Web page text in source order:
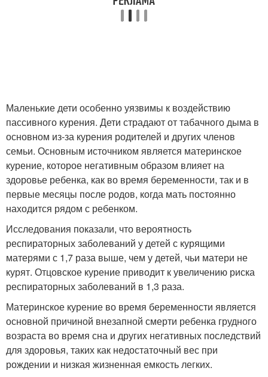
Маленькие дети особенно уязвимы к воздействию
пассивного курения. Дети страдают от табачного дыма в
основном из-за курения родителей и других членов
семьи. Основным источником является материнское
курение, которое негативным образом влияет на
здоровье ребенка, как во время беременности, так и в
первые месяцы после родов, когда мать постоянно
находится рядом с ребенком.
Исследования показали, что вероятность
респираторных заболеваний у детей с курящими
матерями с 1,7 раза выше, чем у детей, чьи матери не
курят. Отцовское курение приводит к увеличению риска
респираторных заболеваний в 1,3 раза.
Материнское курение во время беременности является
основной причиной внезапной смерти ребенка грудного
возраста во время сна и других негативных последствий
для здоровья, таких как недостаточный вес при
рождении и низкая жизненная емкость легких.